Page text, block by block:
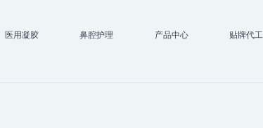
医用凝胶 鼻腔护理 产品中心 贴牌代工